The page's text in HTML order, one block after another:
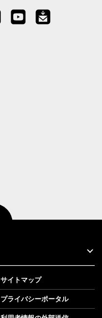
サイトマップ
プライバシーポータル